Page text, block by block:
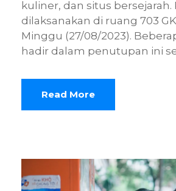
kuliner, dan situs
dilaksanakan di ruang 703
Minggu (27/08/2023).
hadir dalam penutupan ini
Read More